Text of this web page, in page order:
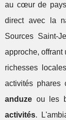
au cœur de
direct avec la
Sources Saint-
approche, offrant
richesses
activités
anduze ou les
activités.